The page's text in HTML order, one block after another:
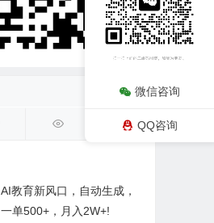
AI教育新风口，自动生成，
一单500+，月入2W+!
微信咨询
QQ咨询